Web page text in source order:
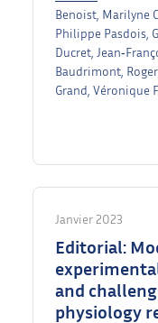
Benoist, Marilyne
Philippe Pasdois,
Ducret,
Baudrimont,
Grand, Véronique
Janvier 2023
Editorial:
and
physiology